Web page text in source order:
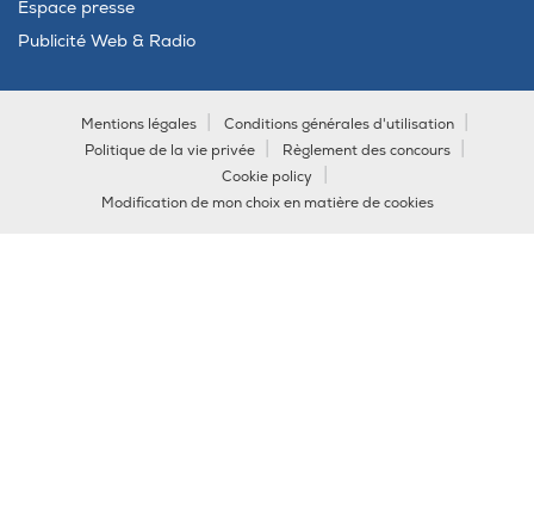
Espace presse
Publicité Web & Radio
Mentions légales
Conditions générales d'utilisation
Politique de la vie privée
Règlement des concours
Cookie policy
Modification de mon choix en matière de cookies